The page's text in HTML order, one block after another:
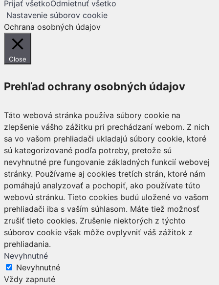
Prijať všetkoOdmietnuť všetko
Nastavenie súborov cookie
Ochrana osobných údajov
Close
Prehľad ochrany osobných údajov
Táto webová stránka používa súbory cookie na
zlepšenie vášho zážitku pri prechádzaní webom. Z nich
sa vo vašom prehliadači ukladajú súbory cookie, ktoré
sú kategorizované podľa potreby, pretože sú
nevyhnutné pre fungovanie základných funkcií webovej
stránky. Používame aj cookies tretích strán, ktoré nám
pomáhajú analyzovať a pochopiť, ako používate túto
webovú stránku. Tieto cookies budú uložené vo vašom
prehliadači iba s vaším súhlasom. Máte tiež možnosť
zrušiť tieto cookies. Zrušenie niektorých z týchto
súborov cookie však môže ovplyvniť váš zážitok z
prehliadania.
Nevyhnutné
Nevyhnutné
Vždy zapnuté